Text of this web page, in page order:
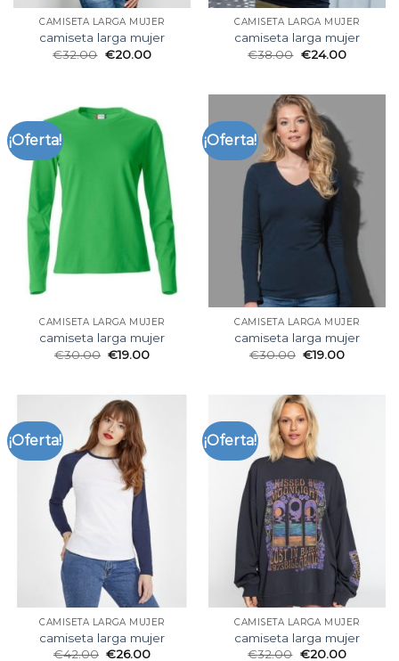
CAMISETA LARGA MUJER
camiseta larga mujer
€32.00 €20.00
CAMISETA LARGA MUJER
camiseta larga mujer
€38.00 €24.00
¡Oferta!
CAMISETA LARGA MUJER
camiseta larga mujer
€30.00 €19.00
¡Oferta!
CAMISETA LARGA MUJER
camiseta larga mujer
€30.00 €19.00
¡Oferta!
CAMISETA LARGA MUJER
camiseta larga mujer
€42.00 €26.00
¡Oferta!
CAMISETA LARGA MUJER
camiseta larga mujer
€32.00 €20.00